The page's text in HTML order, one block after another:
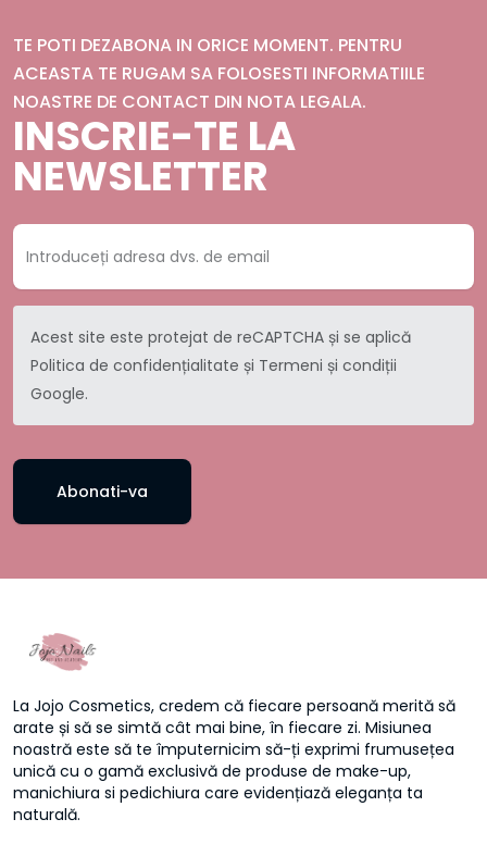
TE POTI DEZABONA IN ORICE MOMENT. PENTRU
ACEASTA TE RUGAM SA FOLOSESTI INFORMATIILE
NOASTRE DE CONTACT DIN NOTA LEGALA.
INSCRIE-TE LA
NEWSLETTER
Acest site este protejat de reCAPTCHA și se aplică
Politica de confidențialitate și Termeni și condiții
Google.
Abonati-va
La Jojo Cosmetics, credem că fiecare persoană merită să
arate și să se simtă cât mai bine, în fiecare zi. Misiunea
noastră este să te împuternicim să-ți exprimi frumusețea
unică cu o gamă exclusivă de produse de make-up,
manichiura si pedichiura care evidențiază eleganța ta
naturală.